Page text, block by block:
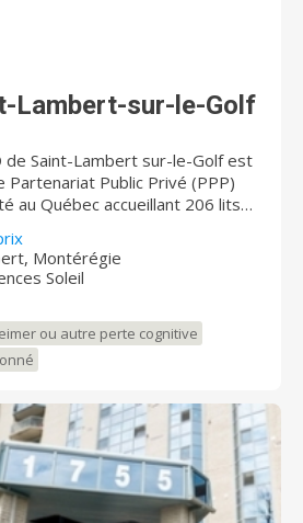
Lambert-sur-le-Golf
de Saint-Lambert sur-le-Golf est
Public Privé (PPP)
au Québec accueillant 206 lits
le réseau autant que
le système de santé du
le réseau de santé, ce projet
de réaliser des économies
des prochaines années. Des
ont démontré que ce projet
une économie de près de
de 25 ans. Depuis
Saint-Lambert sur-le-Golf ravi
son milieu de vie exceptionnelle
et intimes.
Montérégie
Soleil
ou autre perte cognitive